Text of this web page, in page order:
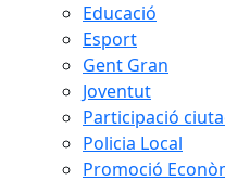
Educació
Esport
Gent Gran
Joventut
Participació
Policia Local
Promoció